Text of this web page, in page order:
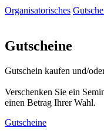
Organisatorisches
Gutscheine
Gutschein kaufen und/
Verschenken Sie ein
einen Betrag Ihrer Wahl.
Gutscheine